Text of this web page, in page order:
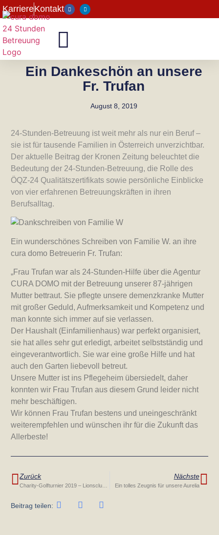
KarriereKontakt
Ein Dankeschön an unsere
Fr. Trufan
August 8, 2019
24-Stunden-Betreuung ist weit mehr als nur ein Beruf –
sie ist für tausende Familien in Österreich unverzichtbar.
Der aktuelle Beitrag der Kronen Zeitung beleuchtet die
Bedeutung der 24-Stunden-Betreuung, die Rolle des
ÖQZ-24 Qualitätszertifikats sowie persönliche Einblicke
von vier erfahrenen Betreuungskräften in ihren
Berufsalltag.
Ein wunderschönes Schreiben von Familie W. an ihre
cura domo Betreuerin Fr. Trufan:
„Frau Trufan war als 24-Stunden-Hilfe über die Agentur
CURA DOMO mit der Betreuung unserer 87-jährigen
Mutter bettraut. Sie pflegte unsere demenzkranke Mutter
mit großer Geduld, Aufmerksamkeit und Kompetenz und
man konnte sich immer auf sie verlassen.
Der Haushalt (Einfamilienhaus) war perfekt organisiert,
sie hat alles sehr gut erledigt, arbeitet selbstständig und
eingeverantwortlich. Sie war eine große Hilfe und hat
auch den Garten liebevoll betreut.
Unsere Mutter ist ins Pflegeheim übersiedelt, daher
konnten wir Frau Trufan aus diesem Grund leider nicht
mehr beschäftigen.
Wir können Frau Trufan bestens und uneingeschränkt
weiterempfehlen und wünschen ihr für die Zukunft das
Allerbeste!
Zurück Nächste
Ein tolles Zeugnis für unsere Aurelia
Beitrag teilen: